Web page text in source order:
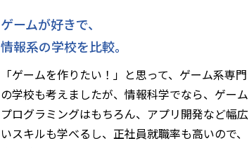
ゲームが好きで、
情報系の学校を比較。
「ゲームを作りたい！」と思って、ゲーム系専門
の学校も考えましたが、情報科学でなら、ゲーム
プログラミングはもちろん、アプリ開発など幅広
いスキルも学べるし、正社員就職率も高いので、